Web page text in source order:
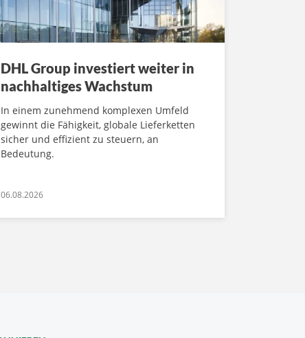
DHL Group investiert weiter in
nachhaltiges Wachstum
In einem zunehmend komplexen Umfeld
gewinnt die Fähigkeit, globale Lieferketten
sicher und effizient zu steuern, an
Bedeutung.
06.08.2026